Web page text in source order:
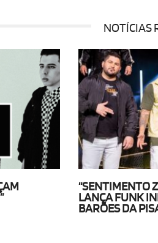
NOTÍCIAS
“SENTIMENTO
LANÇA FUNK
BARÕES DA